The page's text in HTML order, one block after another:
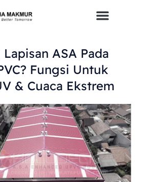
ASA Pada
Fungsi Untuk
& Cuaca Ekstrem